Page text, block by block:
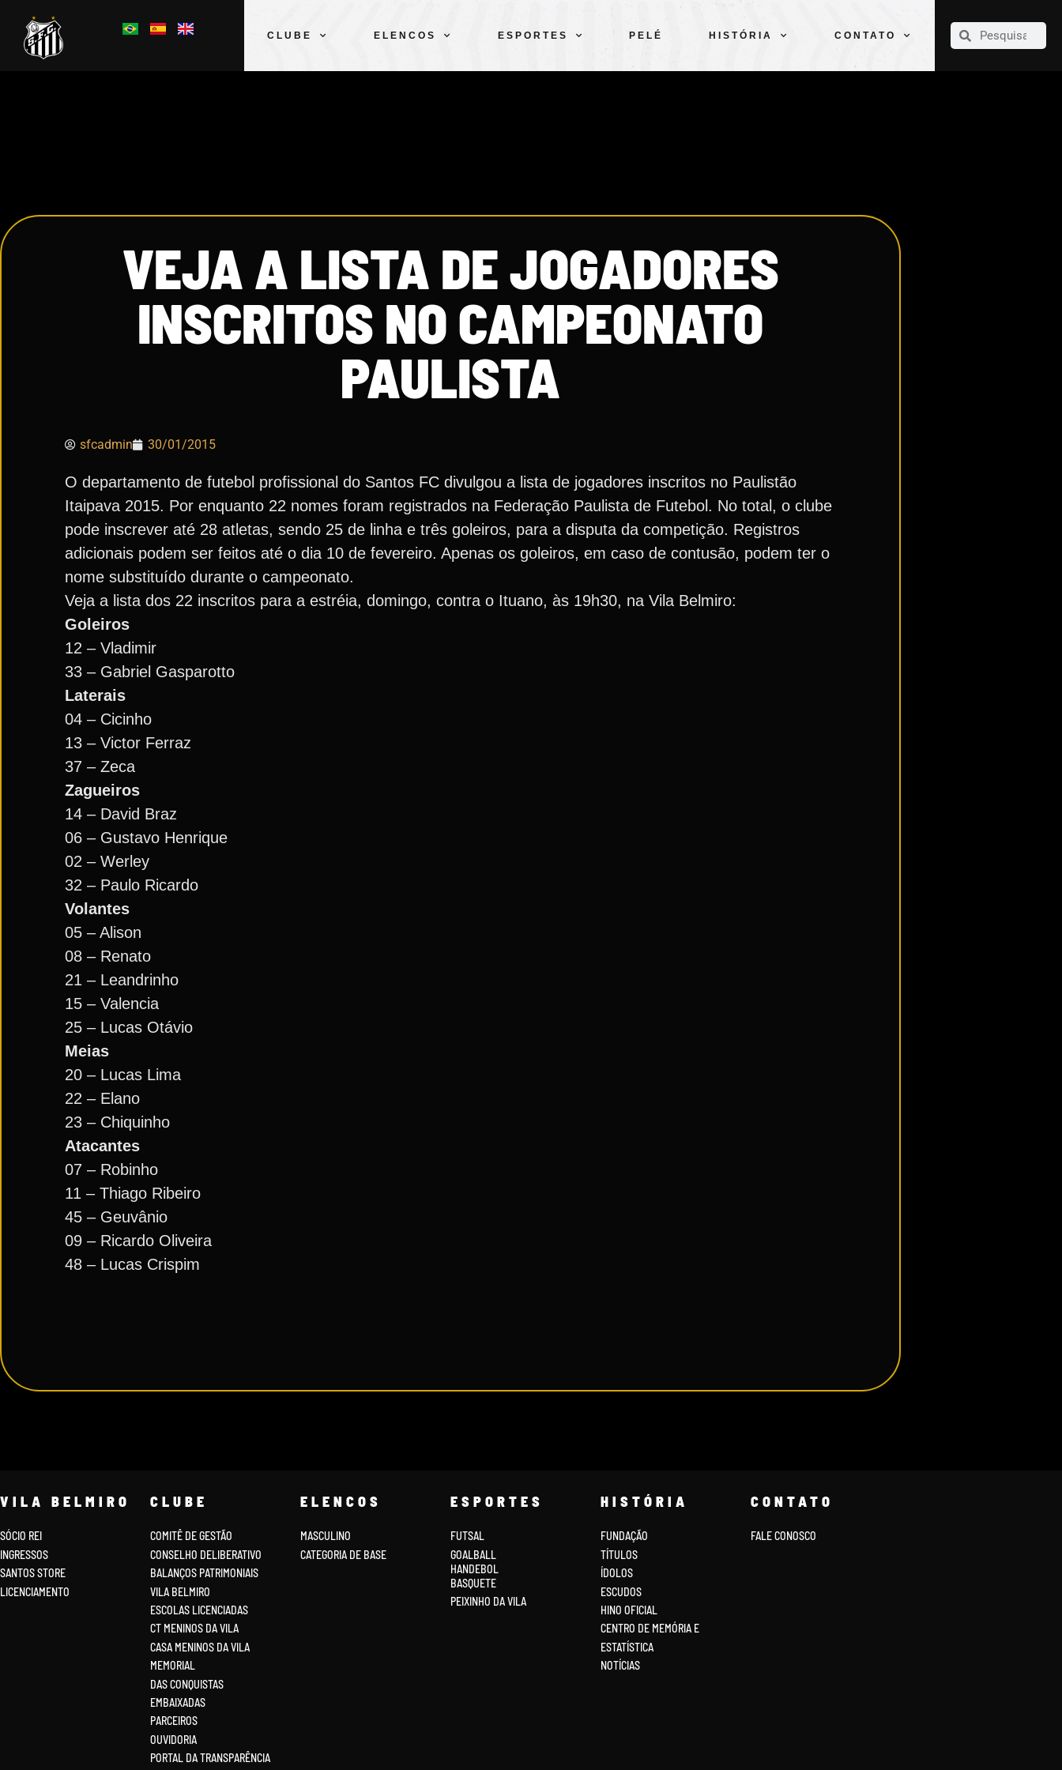
CLUBE ELENCOS ESPORTES PELÉ HISTÓRIA CONTATO
CLUBE
VEJA A LISTA DE JOGADORES
INSCRITOS NO CAMPEONATO
PAULISTA
sfcadmin 30/01/2015
O departamento de futebol profissional do Santos FC divulgou a lista de jogadores inscritos no Paulistão
Itaipava 2015. Por enquanto 22 nomes foram registrados na Federação Paulista de Futebol. No total, o clube
pode inscrever até 28 atletas, sendo 25 de linha e três goleiros, para a disputa da competição. Registros
adicionais podem ser feitos até o dia 10 de fevereiro. Apenas os goleiros, em caso de contusão, podem ter o
nome substituído durante o campeonato.
Veja a lista dos 22 inscritos para a estréia, domingo, contra o Ituano, às 19h30, na Vila Belmiro:
Goleiros
12 – Vladimir
33 – Gabriel Gasparotto
Laterais
04 – Cicinho
13 – Victor Ferraz
37 – Zeca
Zagueiros
14 – David Braz
06 – Gustavo Henrique
02 – Werley
32 – Paulo Ricardo
Volantes
05 – Alison
08 – Renato
21 – Leandrinho
15 – Valencia
25 – Lucas Otávio
Meias
20 – Lucas Lima
22 – Elano
23 – Chiquinho
Atacantes
07 – Robinho
11 – Thiago Ribeiro
45 – Geuvânio
09 – Ricardo Oliveira
48 – Lucas Crispim
VILA BELMIRO
SÓCIO REI
INGRESSOS
SANTOS STORE
LICENCIAMENTO
CLUBE
COMITÊ DE GESTÃO
CONSELHO DELIBERATIVO
BALANÇOS PATRIMONIAIS
VILA BELMIRO
ESCOLAS LICENCIADAS
CT MENINOS DA VILA
CASA MENINOS DA VILA
MEMORIAL
DAS CONQUISTAS
EMBAIXADAS
PARCEIROS
OUVIDORIA
PORTAL DA TRANSPARÊNCIA
ELENCOS
MASCULINO
CATEGORIA DE BASE
ESPORTES
FUTSAL
GOALBALL
HANDEBOL
BASQUETE
PEIXINHO DA VILA
HISTÓRIA
FUNDAÇÃO
TÍTULOS
ÍDOLOS
ESCUDOS
HINO OFICIAL
CENTRO DE MEMÓRIA E
ESTATÍSTICA
NOTÍCIAS
CONTATO
FALE CONOSCO